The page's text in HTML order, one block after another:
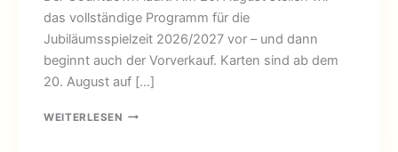
das vollständige Programm für die
Jubiläumsspielzeit 2026/2027 vor – und dann
beginnt auch der Vorverkauf. Karten sind ab dem
20. August auf […]
WEITERLESEN AM